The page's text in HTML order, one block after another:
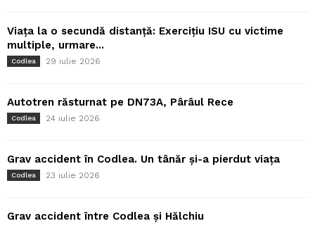
Viața la o secundă distanță: Exercițiu ISU cu victime
multiple, urmare...
Codlea 29 iulie 2026
Autotren răsturnat pe DN73A, Pârâul Rece
Codlea 24 iulie 2026
Grav accident în Codlea. Un tânăr și-a pierdut viața
Codlea 23 iulie 2026
Grav accident între Codlea și Hălchiu